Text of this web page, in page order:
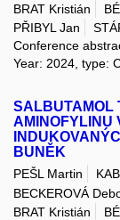
BRAT Kristián
PŘIBYL Jan
Conference
Year: 2024, type:
SALBUTAMOL
AMINOFYLINU
BUNĚK
PEŠL Martin
BECKEROVÁ
BRAT Kristián